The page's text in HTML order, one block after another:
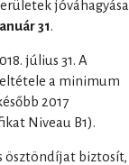
jóváhagyása
31.
július 31. A
a minimum
2017
Niveau B1).
ösztöndíjat biztosít,